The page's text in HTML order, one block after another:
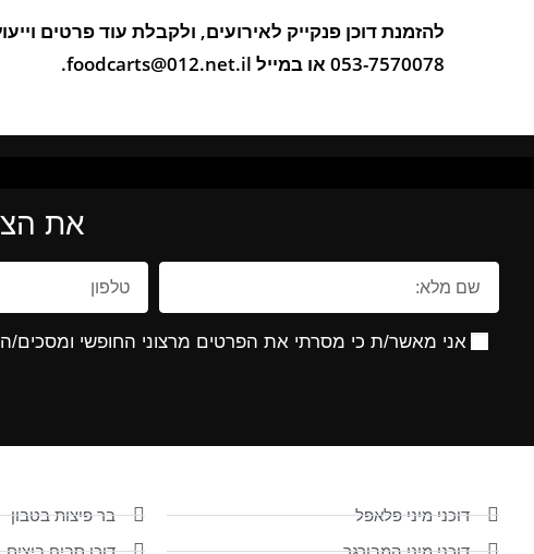
להזמנת דוכן פנקייק לאירועים, ולקבלת עוד פרטים
053-7570078 או במייל foodcarts@012.net.il.
את
אני מאשר/ת כי מסרתי את הפרטים מרצוני החופשי ומסכים/
דוכני מיני פלאפל
בר פיצות בטבון